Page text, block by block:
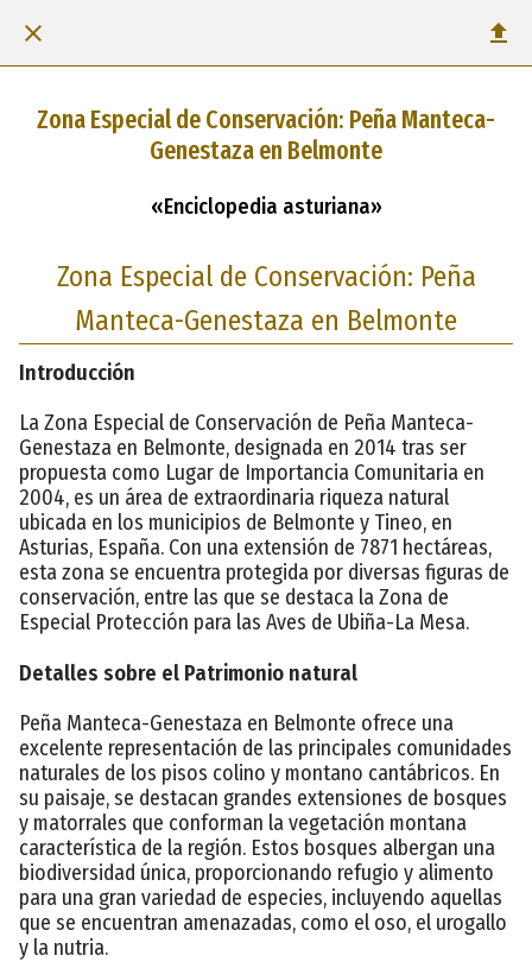
Zona Especial de Conservación: Peña Manteca-
Genestaza en Belmonte
«Enciclopedia asturiana»
Zona Especial de Conservación: Peña
Manteca-Genestaza en Belmonte
Introducción
La Zona Especial de Conservación de Peña Manteca-
Genestaza en Belmonte, designada en 2014 tras ser
propuesta como Lugar de Importancia Comunitaria en
2004, es un área de extraordinaria riqueza natural
ubicada en los municipios de Belmonte y Tineo, en
Asturias, España. Con una extensión de 7871 hectáreas,
esta zona se encuentra protegida por diversas figuras de
conservación, entre las que se destaca la Zona de
Especial Protección para las Aves de Ubiña-La Mesa.
Detalles sobre el Patrimonio natural
Peña Manteca-Genestaza en Belmonte ofrece una
excelente representación de las principales comunidades
naturales de los pisos colino y montano cantábricos. En
su paisaje, se destacan grandes extensiones de bosques
y matorrales que conforman la vegetación montana
característica de la región. Estos bosques albergan una
biodiversidad única, proporcionando refugio y alimento
para una gran variedad de especies, incluyendo aquellas
que se encuentran amenazadas, como el oso, el urogallo
y la nutria.